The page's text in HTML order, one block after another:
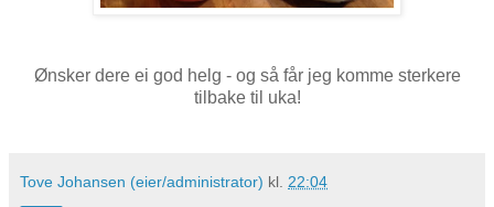
Ønsker dere ei god helg - og så får jeg komme sterkere
tilbake til uka!
Tove Johansen (eier/administrator) kl. 22:04